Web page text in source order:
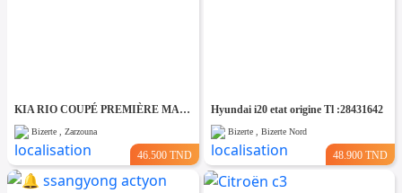
KIA RIO COUPÉ PREMIÈRE MAIN TRÈS PROPRE
Bizerte , Zarzouna
46.500 TND
Hyundai i20 etat origine Tl :28431642
Bizerte , Bizerte Nord
48.900 TND